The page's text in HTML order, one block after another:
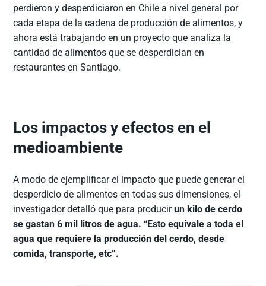
perdieron y desperdiciaron en Chile a nivel general por
cada etapa de la cadena de producción de alimentos, y
ahora está trabajando en un proyecto que analiza la
cantidad de alimentos que se desperdician en
restaurantes en Santiago.
Los impactos y efectos en el
medioambiente
A modo de ejemplificar el impacto que puede generar el
desperdicio de alimentos en todas sus dimensiones, el
investigador detalló que para producirun kilo de cerdo
se gastan 6 mil litros de agua. “Esto equivale a toda el
agua que requiere la producción del cerdo, desde
comida, transporte, etc”.